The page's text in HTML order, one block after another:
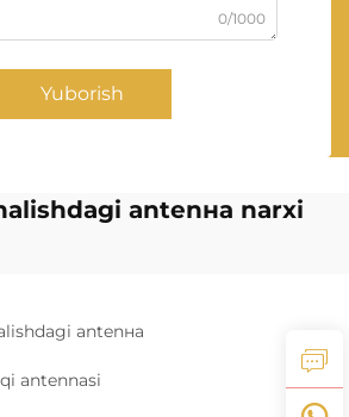
0/1000
Yuborish
antenна narxi
antenна
antennasi